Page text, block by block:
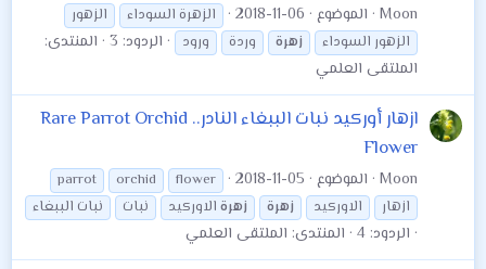
Moon الموضوع 2018-11-06 الزهرة السوداء
الزهور
الزهور السوداء
زهرة وردة ورود الردود: 3
المنتدى:
الملتقى العلمي
ازهار أوركيد نبات الببغاء النادر.. Rare Parrot Orchid
Flower
Moon الموضوع 2018-11-05
flower
orchid
parrot
ازهار
الاوركيد زهرة زهرة الاوركيد نبات نبات الببغاء
الردود: 4 المنتدى: الملتقى العلمي